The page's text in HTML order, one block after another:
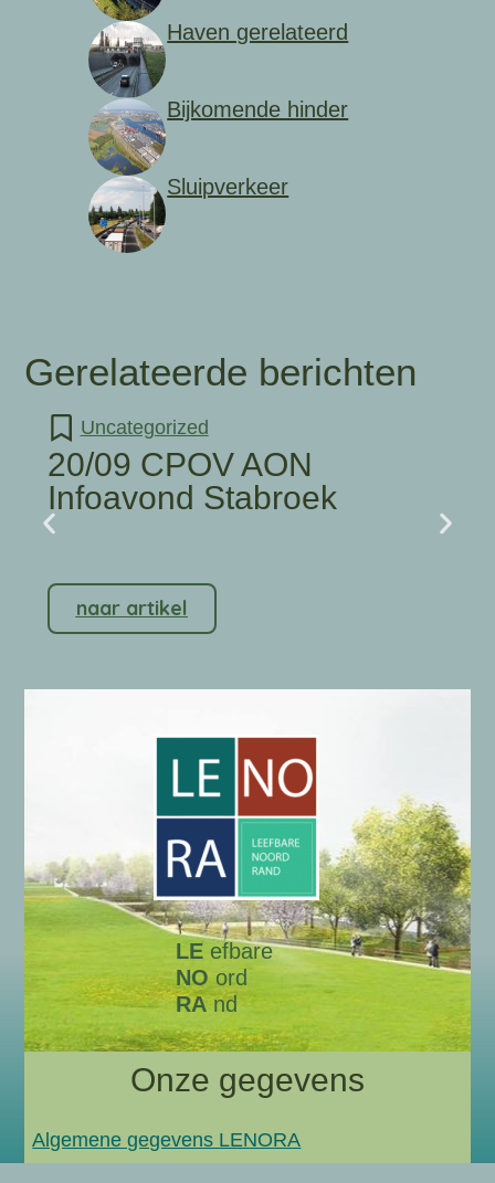
Haven gerelateerd
Bijkomende hinder
Sluipverkeer
Gerelateerde berichten
Uncategorized
20/09 CPOV AON
Infoavond Stabroek
naar artikel
LE efbare
NOord
RAnd
Onze gegevens
Algemene gegevens LENORA